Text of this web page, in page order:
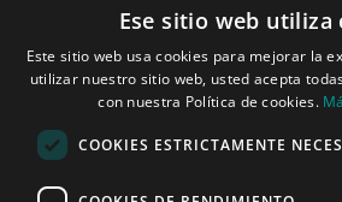
Ese sitio web utiliza
Este sitio web usa cookies para mejorar la
utilizar nuestro sitio web, usted acepta
con nuestra Política de cookies.
COOKIES ESTRICTAMENTE